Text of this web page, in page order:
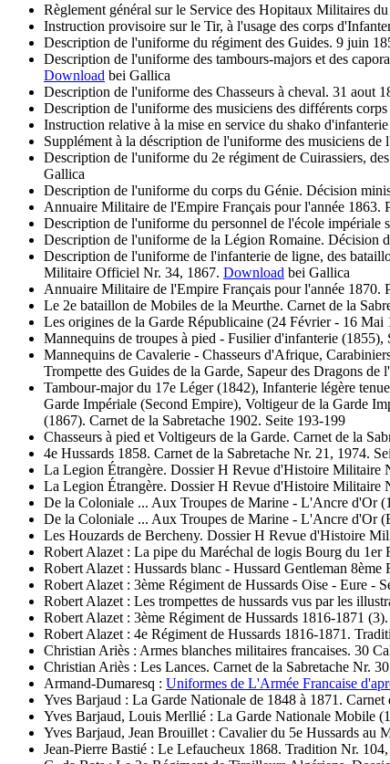
Règlement général sur le Service des Hopitaux Militaires
Instruction provisoire sur le Tir, à l'usage des corps
Description de l'uniforme du régiment des Guides. 9 juin
Description de l'uniforme des tambours-majors et des
Download bei Gallica
Description de l'uniforme des Chasseurs à cheval. 31
Description de l'uniforme des musiciens des différents
Instruction relative à la mise en service du shako
Supplément à la déscription de l'uniforme des musiciens
Description de l'uniforme du 2e régiment de Cuirassiers,
Gallica
Description de l'uniforme du corps du Génie. Décision
Annuaire Militaire de l'Empire Français pour l'année 1863.
Description de l'uniforme du personnel de l'école
Description de l'uniforme de la Légion Romaine. Décision
Description de l'uniforme de l'infanterie de ligne, des
Militaire Officiel Nr. 34, 1867. Download bei Gallica
Annuaire Militaire de l'Empire Français pour l'année 1870.
Le 2e bataillon de Mobiles de la Meurthe. Carnet de la
Les origines de la Garde Républicaine (24 Février - 16
Mannequins de troupes à pied - Fusilier d'infanterie
Mannequins de Cavalerie - Chasseurs d'Afrique,
Trompette des Guides de la Garde, Sapeur des Dragons
Tambour-major du 17e Léger (1842), Infanterie légère
Garde Impériale (Second Empire), Voltigeur de la Garde
(1867). Carnet de la Sabretache 1902. Seite 193-199
Chasseurs à pied et Voltigeurs de la Garde. Carnet de la
4e Hussards 1858. Carnet de la Sabretache Nr. 21, 1974.
La Legion Étrangère. Dossier H Revue d'Histoire Militaire
La Legion Étrangère. Dossier H Revue d'Histoire Militaire
De la Coloniale ... Aux Troupes de Marine - L'Ancre d'Or
De la Coloniale ... Aux Troupes de Marine - L'Ancre d'Or
Les Houzards de Bercheny. Dossier H Revue d'Histoire
Robert Alazet : La pipe du Maréchal de logis Bourg du 1er
Robert Alazet : Hussards blanc - Hussard Gentleman
Robert Alazet : 3ème Régiment de Hussards Oise - Eure -
Robert Alazet : Les trompettes de hussards vus par les
Robert Alazet : 3ème Régiment de Hussards 1816-1871
Robert Alazet : 4e Régiment de Hussards 1816-1871.
Christian Ariès : Armes blanches militaires francaises. 30
Christian Ariès : Les Lances. Carnet de la Sabretache Nr.
Armand-Dumaresq : Uniformes de L'Armée Francaise
Yves Barjaud : La Garde Nationale de 1848 à 1871.
Yves Barjaud, Louis Merllié : La Garde Nationale Mobile
Yves Barjaud, Jean Brouillet : Cavalier du 5e Hussards
Jean-Pierre Bastié : Le Lefaucheux 1868. Tradition Nr.